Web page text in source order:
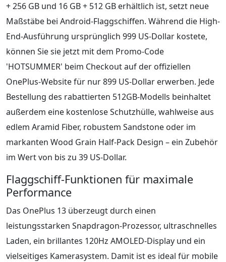
+ 256 GB und 16 GB + 512 GB erhältlich ist, setzt neue
Maßstäbe bei Android-Flaggschiffen. Während die High-
End-Ausführung ursprünglich 999 US-Dollar kostete,
können Sie sie jetzt mit dem Promo-Code
'HOTSUMMER' beim Checkout auf der offiziellen
OnePlus-Website für nur 899 US-Dollar erwerben. Jede
Bestellung des rabattierten 512GB-Modells beinhaltet
außerdem eine kostenlose Schutzhülle, wahlweise aus
edlem Aramid Fiber, robustem Sandstone oder im
markanten Wood Grain Half-Pack Design – ein Zubehör
im Wert von bis zu 39 US-Dollar.
Flaggschiff-Funktionen für maximale
Performance
Das OnePlus 13 überzeugt durch einen
leistungsstarken Snapdragon-Prozessor, ultraschnelles
Laden, ein brillantes 120Hz AMOLED-Display und ein
vielseitiges Kamerasystem. Damit ist es ideal für mobile